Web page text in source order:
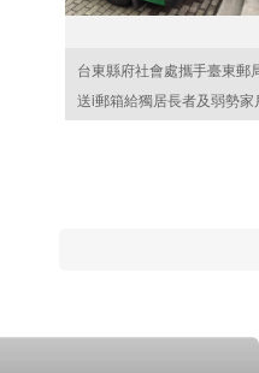
台東縣府社會處攜手臺東郵
送i郵箱給獨居長者及弱勢家